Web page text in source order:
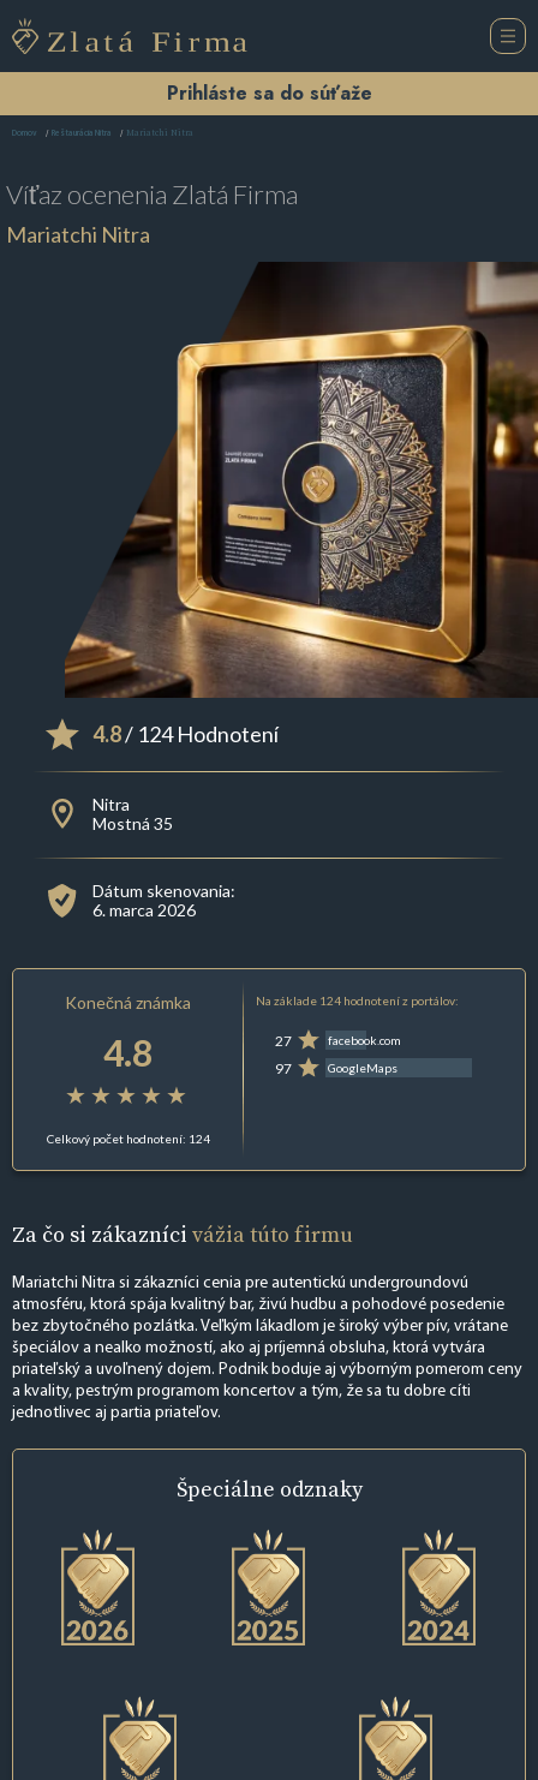
Prihláste sa do súťaže
Domov Reštaurácia Nitra Mariatchi Nitra
Víťaz ocenenia Zlatá Firma
Mariatchi Nitra
4.8/ 124 Hodnotení
Nitra
Mostná 35
Dátum skenovania:
6. marca 2026
Konečná známka
4.8
Celkový počet hodnotení: 124
Na základe 124 hodnotení z portálov:
27 facebook.com
97 GoogleMaps
Za čo si zákazníci vážia túto firmu
Mariatchi Nitra si zákazníci cenia pre autentickú undergroundovú
atmosféru, ktorá spája kvalitný bar, živú hudbu a pohodové posedenie
bez zbytočného pozlátka. Veľkým lákadlom je široký výber pív, vrátane
špeciálov a nealko možností, ako aj príjemná obsluha, ktorá vytvára
priateľský a uvoľnený dojem. Podnik boduje aj výborným pomerom ceny
a kvality, pestrým programom koncertov a tým, že sa tu dobre cíti
jednotlivec aj partia priateľov.
Špeciálne odznaky